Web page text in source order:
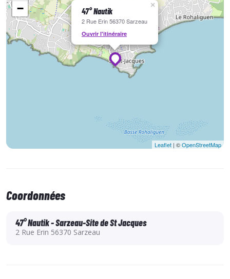
47° Nautik
2 Rue Erin 56370 Sarzeau
Ouvrir l'itinéraire
×
−
Leaflet | ©OpenStreetMap
Coordonnées
47° Nautik - Sarzeau-Site de St Jacques
2 Rue Erin 56370 Sarzeau